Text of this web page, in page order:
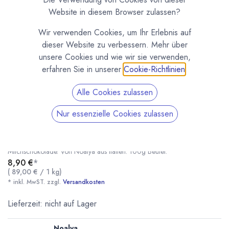
Haselnuss Dragées Noalya 100g
Milchschokolade. Von Noalya aus Italien. 100g Beutel.
8,90 €*
( 89,00 € / 1 kg)
* inkl. MwST. zzgl. Versandkosten
Lieferzeit: nicht auf Lager
Website in diesem Browser zulassen?
Wir verwenden Cookies, um Ihr Erlebnis auf
dieser Website zu verbessern. Mehr über
unsere Cookies und wie wir sie verwenden,
erfahren Sie in unserer Cookie-Richtlinien
Alle Cookies zulassen
Nur essenzielle Cookies zulassen